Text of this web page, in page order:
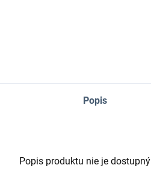
balenia klincov NFP
Popis
Popis produktu nie je dostupný